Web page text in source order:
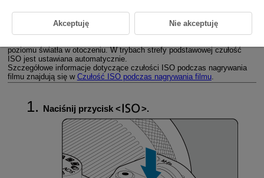
Minimalny czas naświetlania dla trybu automatycznej czułości ISO
poziomu światła w otoczeniu. W trybach strefy podstawowej czułość
ISO jest ustawiana automatycznie.
Szczegółowe informacje dotyczące czułości ISO podczas nagrywania
filmu znajdują się w Czułość ISO podczas nagrywania filmu.
Naciśnij przycisk .
Akceptuję Nie akceptuję